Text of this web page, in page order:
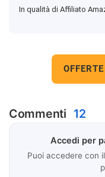
In qualità di Affiliato
Commenti 12
Accedi per
Puoi accedere con